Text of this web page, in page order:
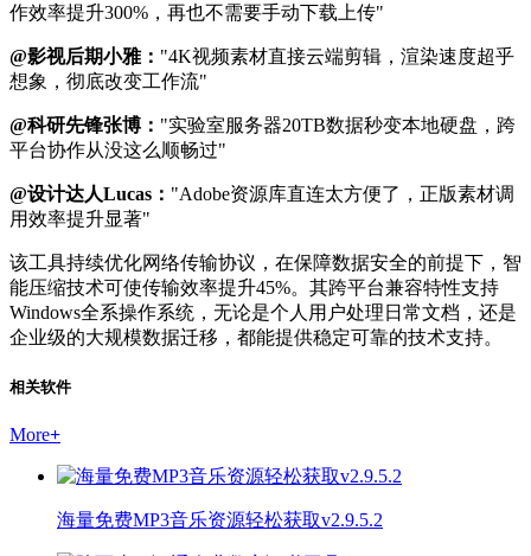
作效率提升300%，再也不需要手动下载上传"
@影视后期小雅： "4K视频素材直接云端剪辑，渲染速度超乎
想象，彻底改变工作流"
@科研先锋张博： "实验室服务器20TB数据秒变本地硬盘，跨
平台协作从没这么顺畅过"
@设计达人Lucas： "Adobe资源库直连太方便了，正版素材调
用效率提升显著"
该工具持续优化网络传输协议，在保障数据安全的前提下，智
能压缩技术可使传输效率提升45%。其跨平台兼容特性支持
Windows全系操作系统，无论是个人用户处理日常文档，还是
企业级的大规模数据迁移，都能提供稳定可靠的技术支持。
相关软件
More+
海量免费MP3音乐资源轻松获取v2.9.5.2